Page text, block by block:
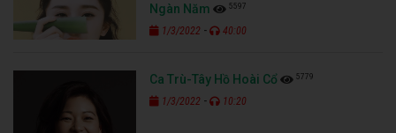
Ngàn Năm
5597
1/3/2022 - 40:00
Ca Trù-Tây Hồ Hoài Cổ 5779
1/3/2022 - 10:20